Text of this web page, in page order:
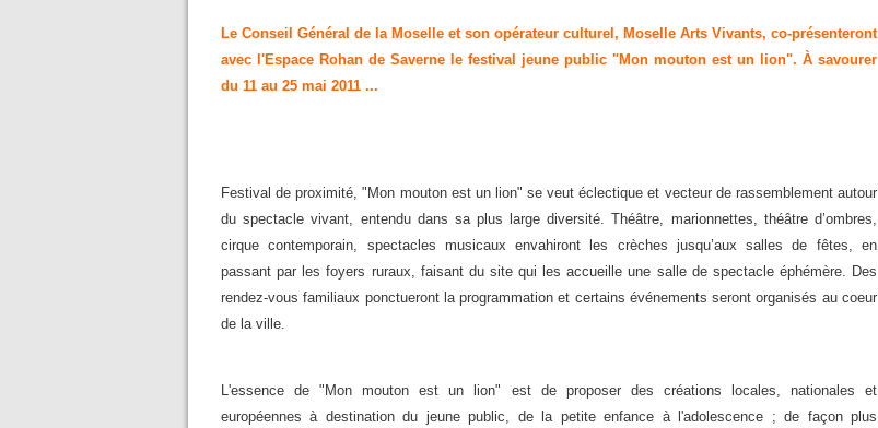
Le Conseil Général de la Moselle et son opérateur culturel, Moselle Arts Vivants, co-présenteront
avec l'Espace Rohan de Saverne le festival jeune public "Mon mouton est un lion". À savourer
du 11 au 25 mai 2011 ...
Festival de proximité, "Mon mouton est un lion" se veut éclectique et vecteur de rassemblement autour
du spectacle vivant, entendu dans sa plus large diversité. Théâtre, marionnettes, théâtre d’ombres,
cirque contemporain, spectacles musicaux envahiront les crèches jusqu’aux salles de fêtes, en
passant par les foyers ruraux, faisant du site qui les accueille une salle de spectacle éphémère. Des
rendez-vous familiaux ponctueront la programmation et certains événements seront organisés au coeur
de la ville.
L'essence de "Mon mouton est un lion" est de proposer des créations locales, nationales et
européennes à destination du jeune public, de la petite enfance à l'adolescence ; de façon plus